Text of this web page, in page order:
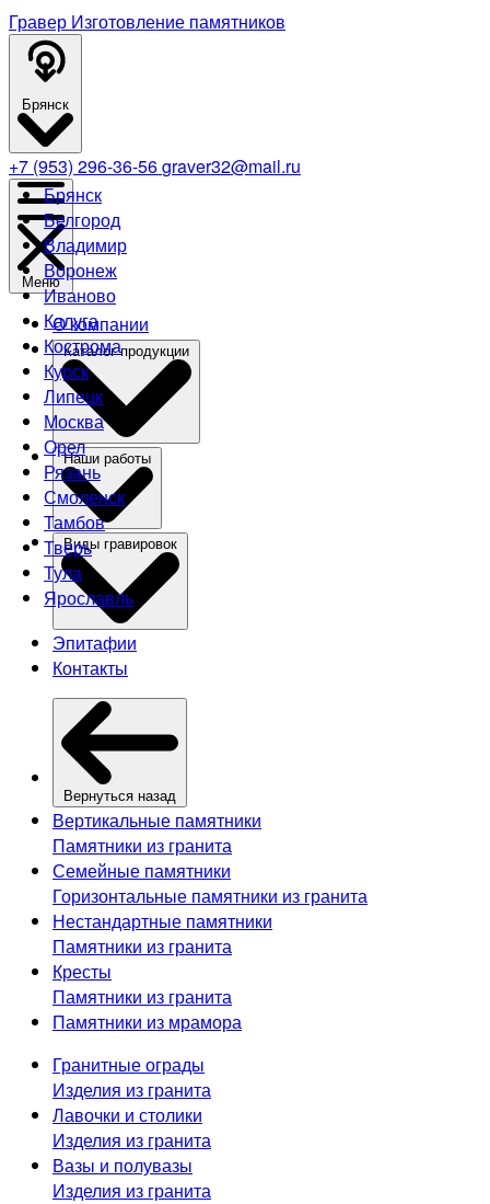
Гравер Изготовление памятников
Брянск
Брянск
Белгород
Владимир
Воронеж
Иваново
Калуга
Кострома
Курск
Липецк
Москва
Орел
Рязань
Смоленск
Тамбов
Тверь
Тула
Ярославль
+7 (953) 296-36-56graver32@mail.ru
Меню
О компании
Эпитафии
Контакты
Вернуться назад
Вертикальные памятники
Памятники из гранита
Семейные памятники
Горизонтальные памятники из гранита
Нестандартные памятники
Памятники из гранита
Кресты
Памятники из гранита
Памятники из мрамора
Гранитные ограды
Изделия из гранита
Лавочки и столики
Изделия из гранита
Вазы и полувазы
Изделия из гранита